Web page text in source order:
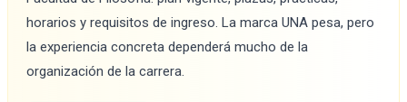
horarios y requisitos de ingreso. La marca UNA pesa, pero
la experiencia concreta dependerá mucho de la
organización de la carrera.